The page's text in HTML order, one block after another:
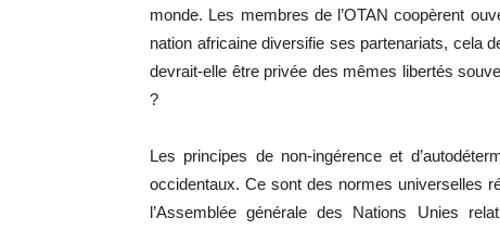
monde. Les membres de l’OTAN coopèrent
nation africaine diversifie ses partenariats, cela
devrait-elle être privée des mêmes libertés
?
Les principes de non-ingérence et
occidentaux. Ce sont des normes universelles
l’Assemblée générale des Nations Unies